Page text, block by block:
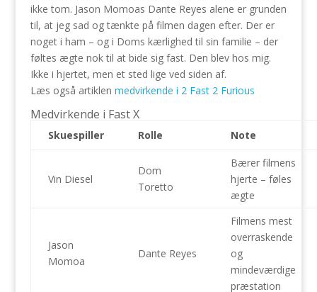
ikke tom. Jason Momoas Dante Reyes alene er grunden
til, at jeg sad og tænkte på filmen dagen efter. Der er
noget i ham – og i Doms kærlighed til sin familie – der
føltes ægte nok til at bide sig fast. Den blev hos mig.
Ikke i hjertet, men et sted lige ved siden af.
Læs også artiklen medvirkende i 2 Fast 2 Furious
Medvirkende i Fast X
Skuespiller Rolle Note
Vin Diesel
Dom
Toretto
Bærer filmens
hjerte – føles
ægte
Jason
Momoa
Dante Reyes
Filmens mest
overraskende
og
mindeværdige
præstation